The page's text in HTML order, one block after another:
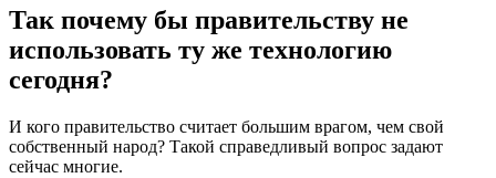
Так почему бы правительству не
использовать ту же технологию
сегодня?
И кого правительство считает большим врагом, чем свой
собственный народ? Такой справедливый вопрос задают
сейчас многие.